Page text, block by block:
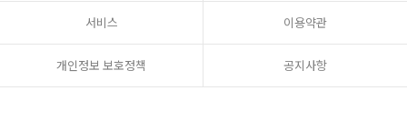
서비스 이용약관
개인정보 보호정책 공지사항